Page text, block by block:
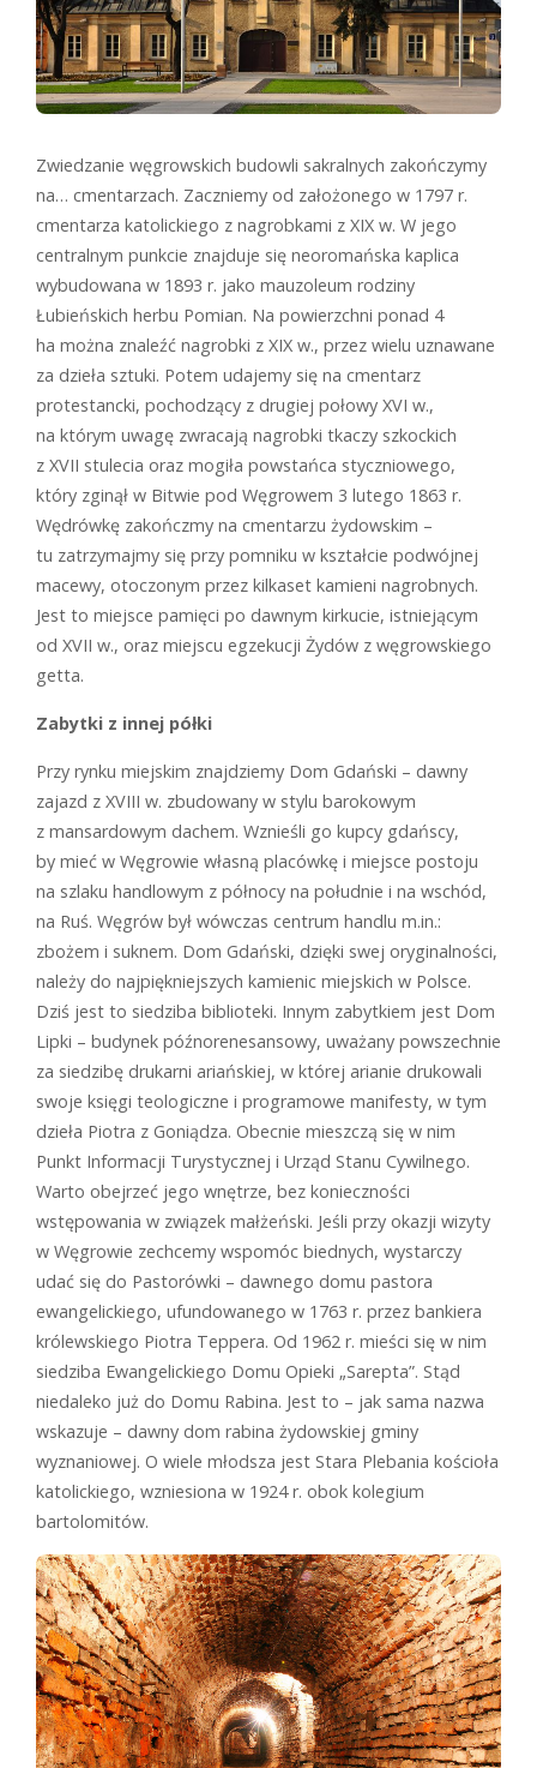
Zwiedzanie węgrowskich budowli sakralnych zakończymy
na… cmentarzach. Zaczniemy od założonego w 1797 r.
cmentarza katolickiego z nagrobkami z XIX w. W jego
centralnym punkcie znajduje się neoromańska kaplica
wybudowana w 1893 r. jako mauzoleum rodziny
Łubieńskich herbu Pomian. Na powierzchni ponad 4
ha można znaleźć nagrobki z XIX w., przez wielu uznawane
za dzieła sztuki. Potem udajemy się na cmentarz
protestancki, pochodzący z drugiej połowy XVI w.,
na którym uwagę zwracają nagrobki tkaczy szkockich
z XVII stulecia oraz mogiła powstańca styczniowego,
który zginął w Bitwie pod Węgrowem 3 lutego 1863 r.
Wędrówkę zakończmy na cmentarzu żydowskim –
tu zatrzymajmy się przy pomniku w kształcie podwójnej
macewy, otoczonym przez kilkaset kamieni nagrobnych.
Jest to miejsce pamięci po dawnym kirkucie, istniejącym
od XVII w., oraz miejscu egzekucji Żydów z węgrowskiego
getta.
Zabytki z innej półki
Przy rynku miejskim znajdziemy Dom Gdański – dawny
zajazd z XVIII w. zbudowany w stylu barokowym
z mansardowym dachem. Wznieśli go kupcy gdańscy,
by mieć w Węgrowie własną placówkę i miejsce postoju
na szlaku handlowym z północy na południe i na wschód,
na Ruś. Węgrów był wówczas centrum handlu m.in.:
zbożem i suknem. Dom Gdański, dzięki swej oryginalności,
należy do najpiękniejszych kamienic miejskich w Polsce.
Dziś jest to siedziba biblioteki. Innym zabytkiem jest Dom
Lipki – budynek późnorenesansowy, uważany powszechnie
za siedzibę drukarni ariańskiej, w której arianie drukowali
swoje księgi teologiczne i programowe manifesty, w tym
dzieła Piotra z Goniądza. Obecnie mieszczą się w nim
Punkt Informacji Turystycznej i Urząd Stanu Cywilnego.
Warto obejrzeć jego wnętrze, bez konieczności
wstępowania w związek małżeński. Jeśli przy okazji wizyty
w Węgrowie zechcemy wspomóc biednych, wystarczy
udać się do Pastorówki – dawnego domu pastora
ewangelickiego, ufundowanego w 1763 r. przez bankiera
królewskiego Piotra Teppera. Od 1962 r. mieści się w nim
siedziba Ewangelickiego Domu Opieki „Sarepta”. Stąd
niedaleko już do Domu Rabina. Jest to – jak sama nazwa
wskazuje – dawny dom rabina żydowskiej gminy
wyznaniowej. O wiele młodsza jest Stara Plebania kościoła
katolickiego, wzniesiona w 1924 r. obok kolegium
bartolomitów.